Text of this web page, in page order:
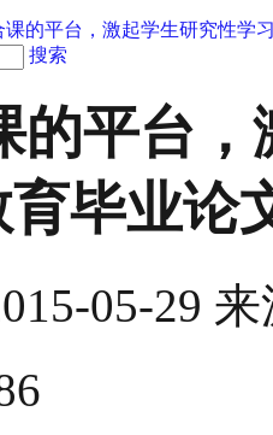
课的平台，激起学生研究性学
搜索
的平台
毕业论
05-29 来